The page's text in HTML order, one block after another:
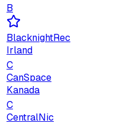
B
BlacknightRec
Irland
C
CanSpace
Kanada
C
CentralNic